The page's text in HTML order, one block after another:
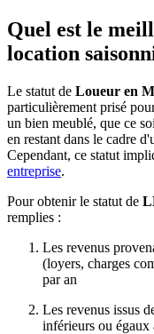
Quel est le
location
Le statut de Loueur en
particulièrement prisé
un bien meublé, que ce
en restant dans le cadre
Cependant, ce statut
entreprise.
Pour obtenir le statut de
remplies :
Les revenus
(loyers, charges
par an
Les revenus issus
inférieurs ou égaux